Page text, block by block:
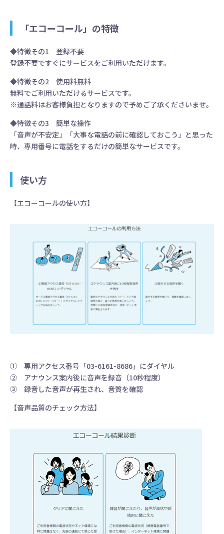
「エコーコール」の特徴
◆特徴その1 登録不要
登録不要ですぐにサービスをご利用いただけます。
◆特徴その2 使用料無料
無料でご利用いただけるサービスです。
※通話料はお客様負担となりますので予めご了承くださいませ。
◆特徴その3 簡単な操作
「音声が不安定」「大事な電話の前に確認しておこう」と思った
時、専用番号に電話をするだけの簡単なサービスです。
使い方
【エコーコールの使い方】
① 専用アクセス番号「03-6161-8686」にダイヤル
② アナウンス案内後に音声を録音（10秒程度）
③ 録音した音声が再生され、音質を確認
【音声品質のチェック方法】